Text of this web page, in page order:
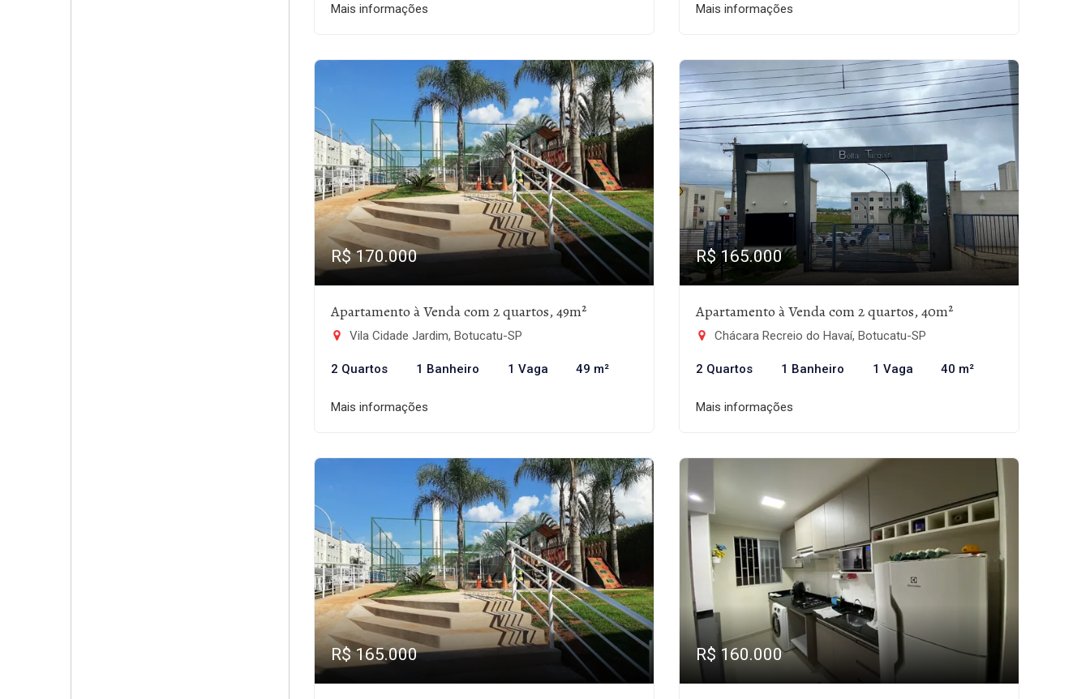
Mais informações Mais informações
R$ 170.000
Apartamento à Venda com 2 quartos, 49m²
Vila Cidade Jardim, Botucatu-SP
2 Quartos 1 Banheiro 1 Vaga 49 m²
Mais informações
R$ 165.000
Apartamento à Venda com 2 quartos, 40m²
Chácara Recreio do Havaí, Botucatu-SP
2 Quartos 1 Banheiro 1 Vaga 40 m²
Mais informações
R$ 165.000 R$ 160.000